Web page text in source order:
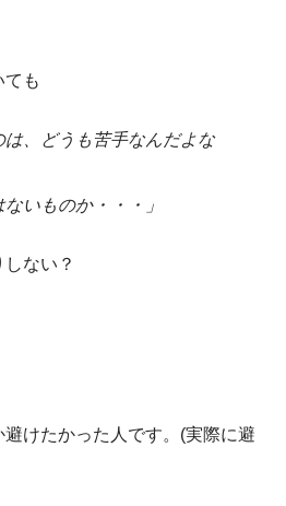
ても
は、どうも苦手なんだよな
いものか・・・」
ない？
けたかった人です。(実際に避